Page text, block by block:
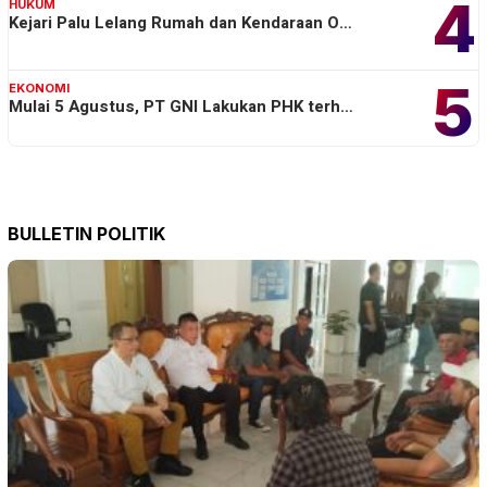
4
HUKUM
Kejari Palu Lelang Rumah dan Kendaraan O…
5
EKONOMI
Mulai 5 Agustus, PT GNI Lakukan PHK terh…
BULLETIN POLITIK